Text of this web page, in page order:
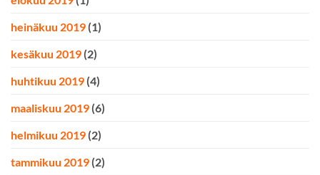
heinäkuu 2019 (1)
kesäkuu 2019 (2)
huhtikuu 2019 (4)
maaliskuu 2019 (6)
helmikuu 2019 (2)
tammikuu 2019 (2)